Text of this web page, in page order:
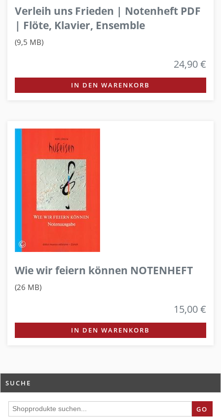
Verleih uns Frieden | Notenheft PDF
| Flöte, Klavier, Ensemble
(9,5 MB)
24,90 €
IN DEN WARENKORB
Wie wir feiern können NOTENHEFT
(26 MB)
15,00 €
IN DEN WARENKORB
SUCHE
GO